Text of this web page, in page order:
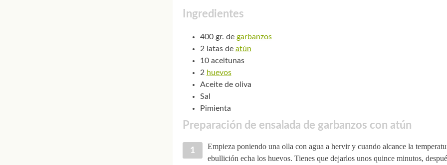
Ingredientes
400 gr. de garbanzos
2 latas de atún
10 aceitunas
2 huevos
Aceite de oliva
Sal
Pimienta
Preparación de ensalada de garbanzos con atún
Empieza poniendo una olla con agua a hervir y cuando alcance la
ebullición echa los huevos. Tienes que dejarlos unos quince minutos,